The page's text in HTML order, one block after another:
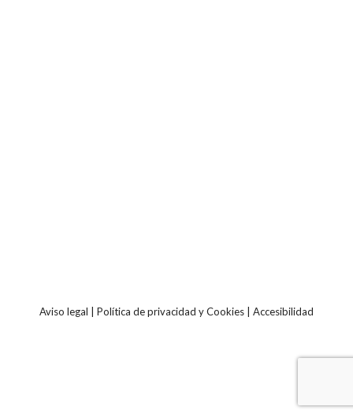
Aviso legal Política de privacidad y Cookies Accesibilidad